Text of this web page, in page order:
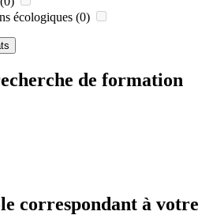
écologiques (0)
de formation
correspondant à votre